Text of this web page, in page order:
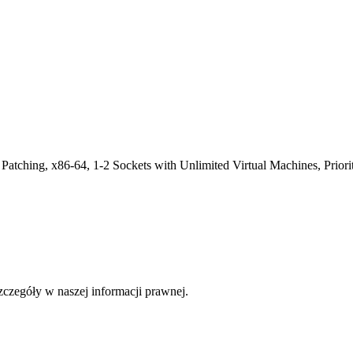
x86-64, 1-2 Sockets with Unlimited Virtual Machines,
w naszej informacji prawnej.